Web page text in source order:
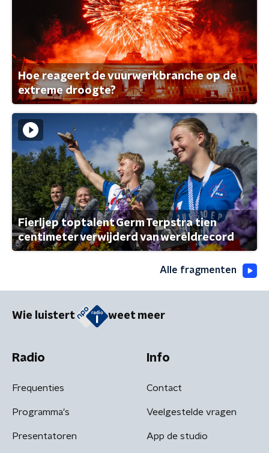
Hoe reageert de vuurwerkbranche op de
extreme droogte?
Fierljep toptalent Germ Terpstra tien
centimeter verwijderd van wereldrecord
Alle fragmenten
Wie luistert weet meer
Radio
Frequenties
Programma's
Presentatoren
Info
Contact
Veelgestelde vragen
App de studio